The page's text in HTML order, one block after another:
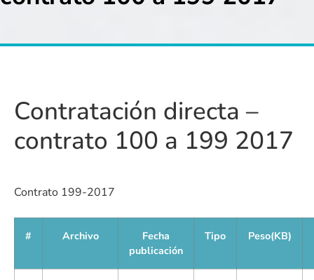
Contratación directa –
contrato 100 a 199 2017
Contrato 199-2017
# Archivo
Fecha
publicación
Tipo Peso(KB)